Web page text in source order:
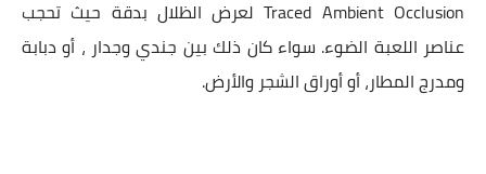
Traced Ambient Occlusion لعرض الظلال بدقة حيث تحجب
عناصر اللعبة الضوء. سواء كان ذلك بين جندي وجدار ، أو دبابة
ومدرج المطار، أو أوراق الشجر والأرض.